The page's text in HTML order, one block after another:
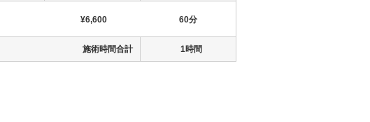
¥6,600 60分
施術時間合計 1時間